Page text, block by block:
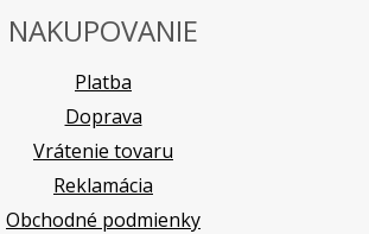
NAKUPOVANIE
Platba
Doprava
Vrátenie tovaru
Reklamácia
Obchodné podmienky